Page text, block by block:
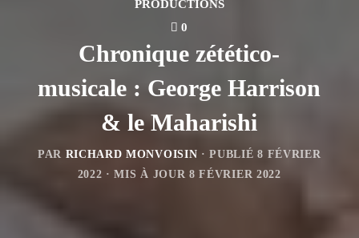
PRODUCTIONS
0
Chronique zétético-
musicale : George Harrison
& le Maharishi
PAR RICHARD MONVOISIN · PUBLIÉ8 FÉVRIER
2022 · MIS À JOUR8 FÉVRIER 2022